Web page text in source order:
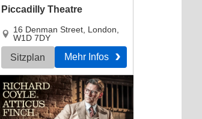
Piccadilly Theatre
16 Denman Street, London
W1D 7DY
Sitzplan Mehr Infos